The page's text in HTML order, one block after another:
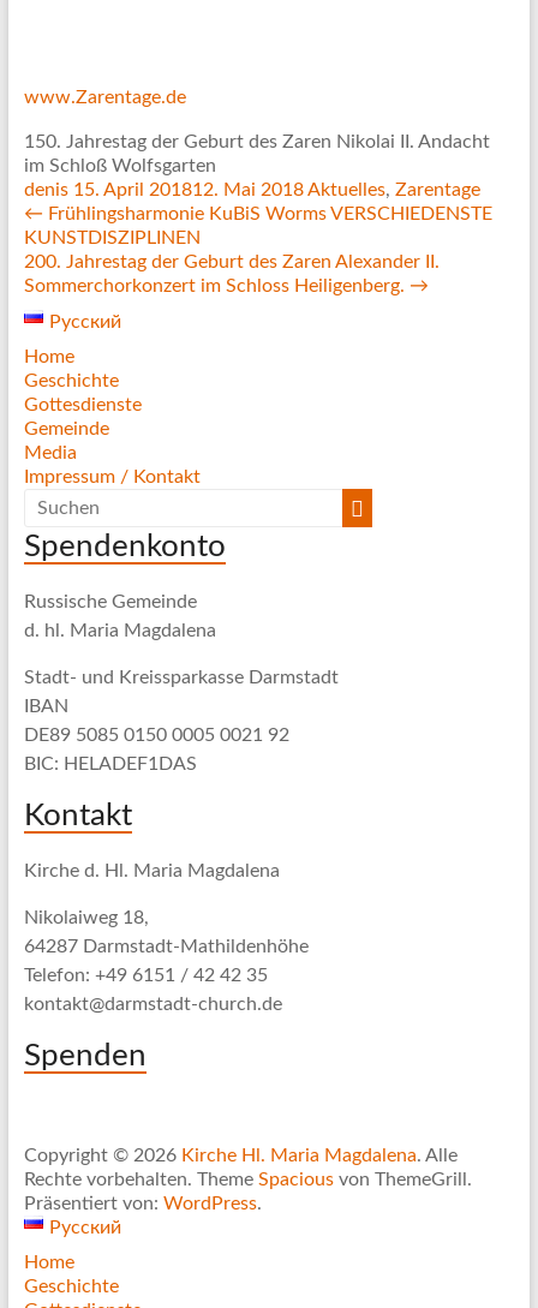
www.Zarentage.de
150. Jahrestag der Geburt des Zaren Nikolai II. Andacht
im Schloß Wolfsgarten
denis 15. April 201812. Mai 2018 Aktuelles, Zarentage
← Frühlingsharmonie KuBiS Worms VERSCHIEDENSTE
KUNSTDISZIPLINEN
200. Jahrestag der Geburt des Zaren Alexander II.
Sommerchorkonzert im Schloss Heiligenberg. →
Русский
Home
Geschichte
Gottesdienste
Gemeinde
Media
Impressum / Kontakt
Spendenkonto
Russische Gemeinde
d. hl. Maria Magdalena
Stadt- und Kreissparkasse Darmstadt
IBAN
DE89 5085 0150 0005 0021 92
BIC: HELADEF1DAS
Kontakt
Kirche d. Hl. Maria Magdalena
Nikolaiweg 18,
64287 Darmstadt-Mathildenhöhe
Telefon: +49 6151 / 42 42 35
kontakt@darmstadt-church.de
Spenden
Copyright © 2026 Kirche Hl. Maria Magdalena. Alle
Rechte vorbehalten. Theme Spaciousvon ThemeGrill.
Präsentiert von: WordPress.
Русский
Home
Geschichte